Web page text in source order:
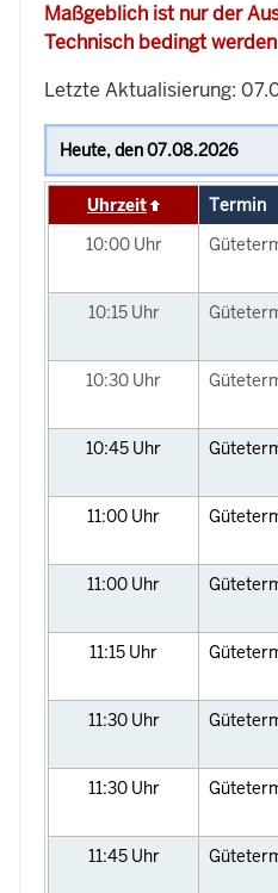
Maßgeblich ist nur der
Technisch bedingt
Letzte Aktualisierung:
Uhrzeit Termin
10:00 Uhr
10:15 Uhr
10:30 Uhr
10:45 Uhr
11:00 Uhr
11:00 Uhr
11:15 Uhr
11:30 Uhr
11:30 Uhr
11:45 Uhr